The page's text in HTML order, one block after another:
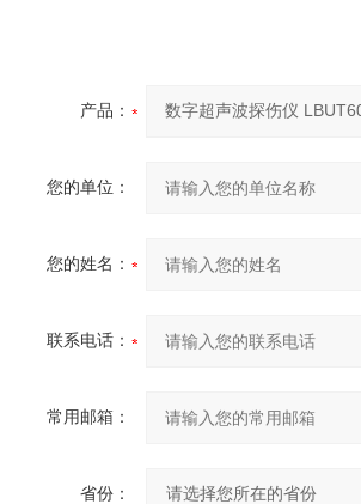
产品：
您的单位：
您的姓名：
联系电话：
常用邮箱：
省份：